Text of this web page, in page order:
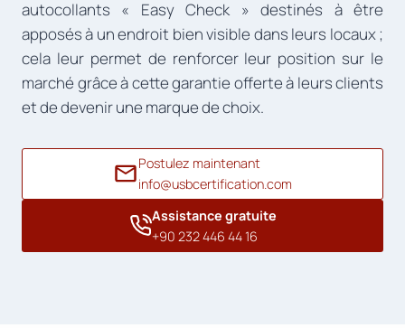
autocollants « Easy Check » destinés à être
apposés à un endroit bien visible dans leurs locaux ;
cela leur permet de renforcer leur position sur le
marché grâce à cette garantie offerte à leurs clients
et de devenir une marque de choix.
Postulez maintenant
info@usbcertification.com
Assistance gratuite
+90 232 446 44 16